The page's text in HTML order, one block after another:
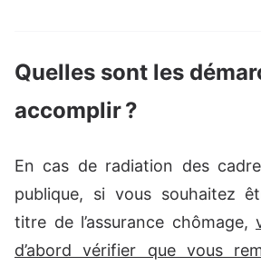
Quelles sont les
accomplir ?
En cas de radiation des
publique, si vous souhaitez
titre de l’assurance chômage,
d’abord vérifier que vous